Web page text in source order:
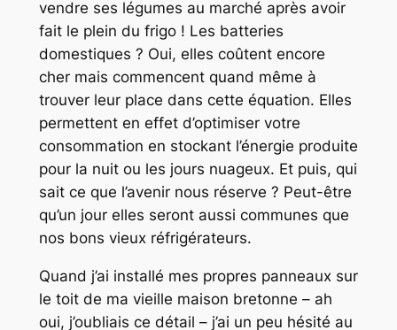
vendre ses légumes au marché après avoir
fait le plein du frigo ! Les batteries
domestiques ? Oui, elles coûtent encore
cher mais commencent quand même à
trouver leur place dans cette équation. Elles
permettent en effet d’optimiser votre
consommation en stockant l’énergie produite
pour la nuit ou les jours nuageux. Et puis, qui
sait ce que l’avenir nous réserve ? Peut-être
qu’un jour elles seront aussi communes que
nos bons vieux réfrigérateurs.
Quand j’ai installé mes propres panneaux sur
le toit de ma vieille maison bretonne – ah
oui, j’oubliais ce détail – j’ai un peu hésité au